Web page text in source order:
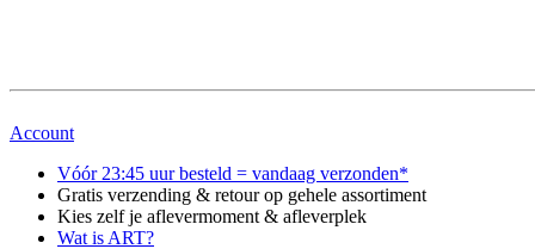
Account
Vóór 23:45 uur besteld = vandaag verzonden*
Gratis verzending & retour op gehele assortiment
Kies zelf je aflevermoment & afleverplek
Wat is ART?